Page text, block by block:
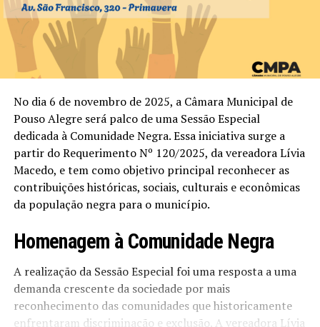
No dia 6 de novembro de 2025, a Câmara Municipal de
Pouso Alegre será palco de uma Sessão Especial
dedicada à Comunidade Negra. Essa iniciativa surge a
partir do Requerimento Nº 120/2025, da vereadora Lívia
Macedo, e tem como objetivo principal reconhecer as
contribuições históricas, sociais, culturais e econômicas
da população negra para o município.
Homenagem à Comunidade Negra
A realização da Sessão Especial foi uma resposta a uma
demanda crescente da sociedade por mais
reconhecimento das comunidades que historicamente
enfrentaram discriminação e exclusão. A vereadora Lívia